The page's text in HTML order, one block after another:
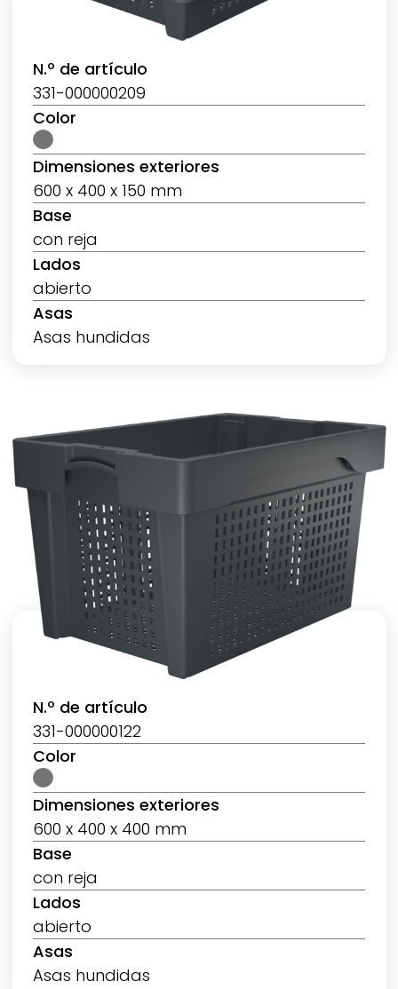
N.º de artículo
331-000000209
Color
Dimensiones exteriores
600 x 400 x 150 mm
Base
con reja
Lados
abierto
Asas
Asas hundidas
N.º de artículo
331-000000122
Color
Dimensiones exteriores
600 x 400 x 400 mm
Base
con reja
Lados
abierto
Asas
Asas hundidas